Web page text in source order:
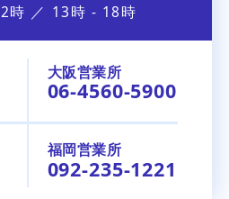
時 ／ 13時 - 18時
大阪営業所
06-4560-5900
福岡営業所
092-235-1221